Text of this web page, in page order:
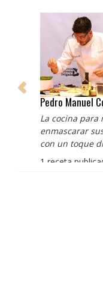
Pedro Manuel
La cocina para mi
enmascarar sus
con un toque
1 receta publicada